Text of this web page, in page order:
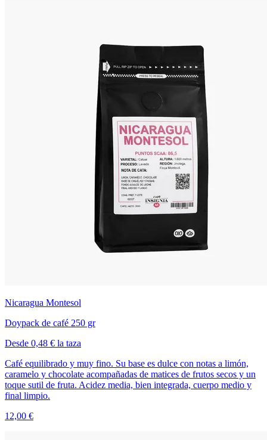
Nicaragua Montesol
Doypack de café 250 gr
Desde 0,48 € la taza
Café equilibrado y muy fino. Su base es dulce con notas a limón,
caramelo y chocolate acompañadas de matices de frutos secos y un
toque sutil de fruta. Acidez media, bien integrada, cuerpo medio y
final limpio.
12,00 €